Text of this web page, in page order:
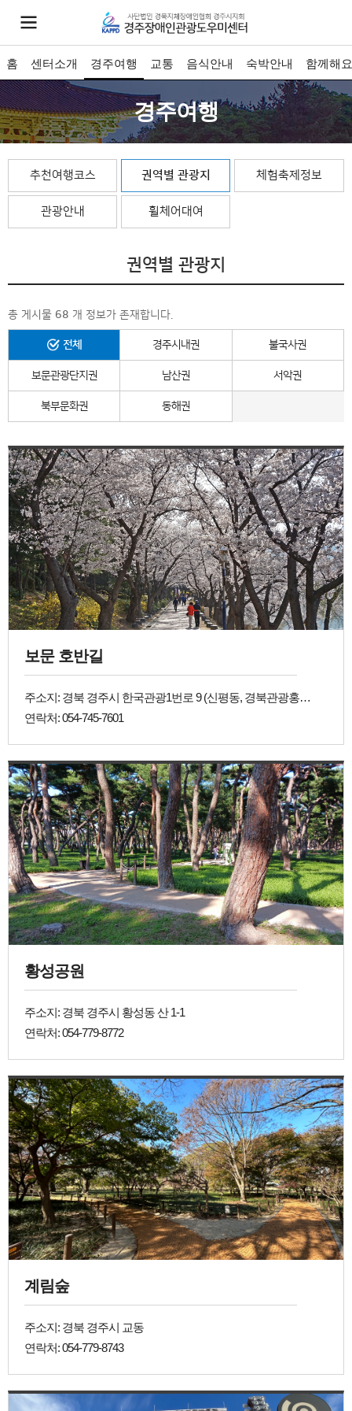
홈 센터소개 경주여행 교통 음식안내 숙박안내 함께해요
경주여행
추천여행코스 권역별 관광지 체험축제정보
관광안내 휠체어대여
권역별 관광지
총 게시물 68 개 정보가 존재합니다.
전체 경주시내권 불국사권
보문관광단지권 남산권 서악권
북부문화권 동해권
보문 호반길
주소지: 경북 경주시 한국관광1번로 9 (신평동, 경북관광홍보관)
연락처: 054-745-7601
황성공원
주소지: 경북 경주시 황성동 산 1-1
연락처: 054-779-8772
계림숲
주소지: 경북 경주시 교동
연락처: 054-779-8743